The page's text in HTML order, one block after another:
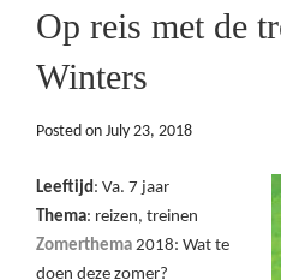
Op reis met de
Winters
Posted on July 23, 2018
Leeftijd: Va. 7 jaar
Thema: reizen, treinen
Zomerthema 2018: Wat te
doen deze zomer?